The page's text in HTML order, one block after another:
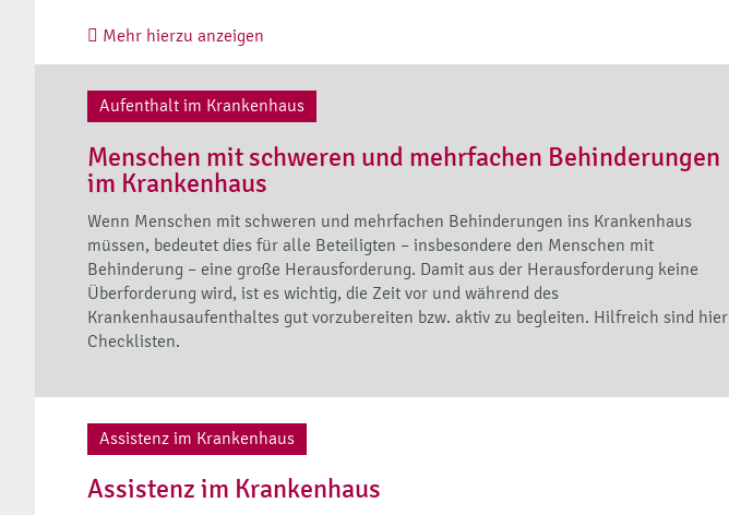
• Stellungnahme des bvkm zur Änderung von § 8 AKI-RL // 03.04.2023
Mehr hierzu anzeigen
Aufenthalt im Krankenhaus
Menschen mit schweren und mehrfachen Behinderungen
im Krankenhaus
Wenn Menschen mit schweren und mehrfachen Behinderungen ins Krankenhaus
müssen, bedeutet dies für alle Beteiligten – insbesondere den Menschen mit
Behinderung – eine große Herausforderung. Damit aus der Herausforderung keine
Überforderung wird, ist es wichtig, die Zeit vor und während des
Krankenhausaufenthaltes gut vorzubereiten bzw. aktiv zu begleiten. Hilfreich sind hier
Checklisten.
Assistenz im Krankenhaus
Assistenz im Krankenhaus